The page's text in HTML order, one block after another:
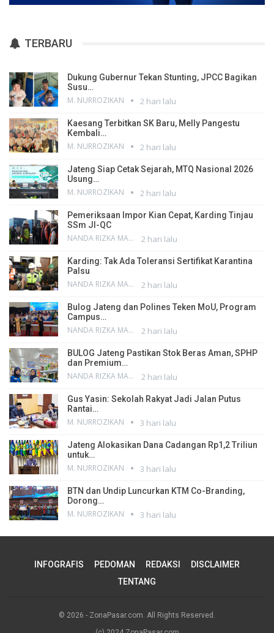
TERBARU
Dukung Gubernur Tekan Stunting, JPCC Bagikan
Susu…
M. NURROZIKAN 2 hari lalu
Kaesang Terbitkan SK Baru, Melly Pangestu
Kembali…
M. NURROZIKAN 2 hari lalu
Jateng Siap Cetak Sejarah, MTQ Nasional 2026
Usung…
M. NURROZIKAN 2 hari lalu
Pemeriksaan Impor Kian Cepat, Karding Tinjau
SSm JI-QC
NANDA RIZKA MAHENDRA 2 hari lalu
Karding: Tak Ada Toleransi Sertifikat Karantina
Palsu
NANDA RIZKA MAHENDRA 2 hari lalu
Bulog Jateng dan Polines Teken MoU, Program
Campus…
NANDA RIZKA MAHENDRA 2 hari lalu
BULOG Jateng Pastikan Stok Beras Aman, SPHP
dan Premium…
NANDA RIZKA MAHENDRA 2 hari lalu
Gus Yasin: Sekolah Rakyat Jadi Jalan Putus
Rantai…
M. NURROZIKAN 3 hari lalu
Jateng Alokasikan Dana Cadangan Rp1,2 Triliun
untuk…
M. NURROZIKAN 3 hari lalu
BTN dan Undip Luncurkan KTM Co-Branding,
Dorong…
M. NURROZIKAN 3 hari lalu
INFOGRAFIS PEDOMAN REDAKSI
DISCLAIMER
TENTANG
© 2026 - ZonaPasar.com. All Rights Reserved.